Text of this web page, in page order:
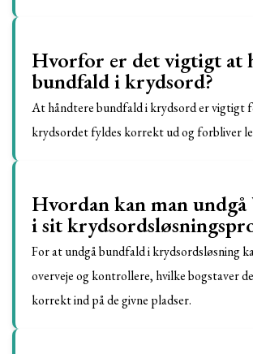
Hvorfor er det vigtigt at
bundfald i krydsord?
At håndtere bundfald i krydsord er vigtigt
krydsordet fyldes korrekt ud og forbliver
Hvordan kan man
i sit
For at undgå bundfald i krydsordsløsning
overveje og kontrollere, hvilke bogstaver
korrekt ind på de givne pladser.